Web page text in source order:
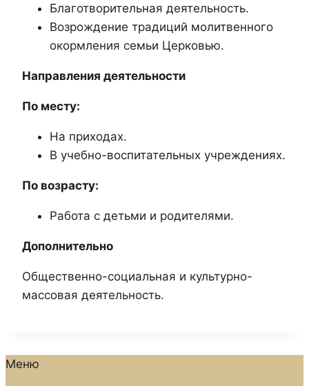
Благотворительная деятельность.
Возрождение традиций молитвенного
окормления семьи Церковью.
Направления деятельности
По месту:
На приходах.
В учебно-воспитательных учреждениях.
По возрасту:
Работа с детьми и родителями.
Дополнительно
Общественно-социальная и культурно-
массовая деятельность.
Меню